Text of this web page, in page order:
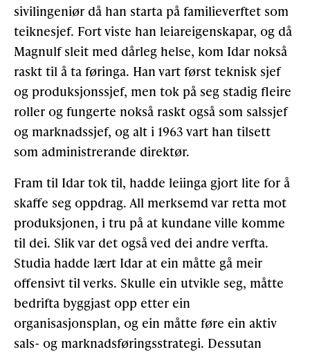
sivilingeniør då han starta på familieverftet som
teiknesjef. Fort viste han leiareigenskapar, og då
Magnulf sleit med dårleg helse, kom Idar nokså
raskt til å ta føringa. Han vart først teknisk sjef
og produksjonssjef, men tok på seg stadig fleire
roller og fungerte nokså raskt også som salssjef
og marknadssjef, og alt i 1963 vart han tilsett
som administrerande direktør.
Fram til Idar tok til, hadde leiinga gjort lite for å
skaffe seg oppdrag. All merksemd var retta mot
produksjonen, i tru på at kundane ville komme
til dei. Slik var det også ved dei andre verfta.
Studia hadde lært Idar at ein måtte gå meir
offensivt til verks. Skulle ein utvikle seg, måtte
bedrifta byggjast opp etter ein
organisasjonsplan, og ein måtte føre ein aktiv
sals- og marknadsføringsstrategi. Dessutan